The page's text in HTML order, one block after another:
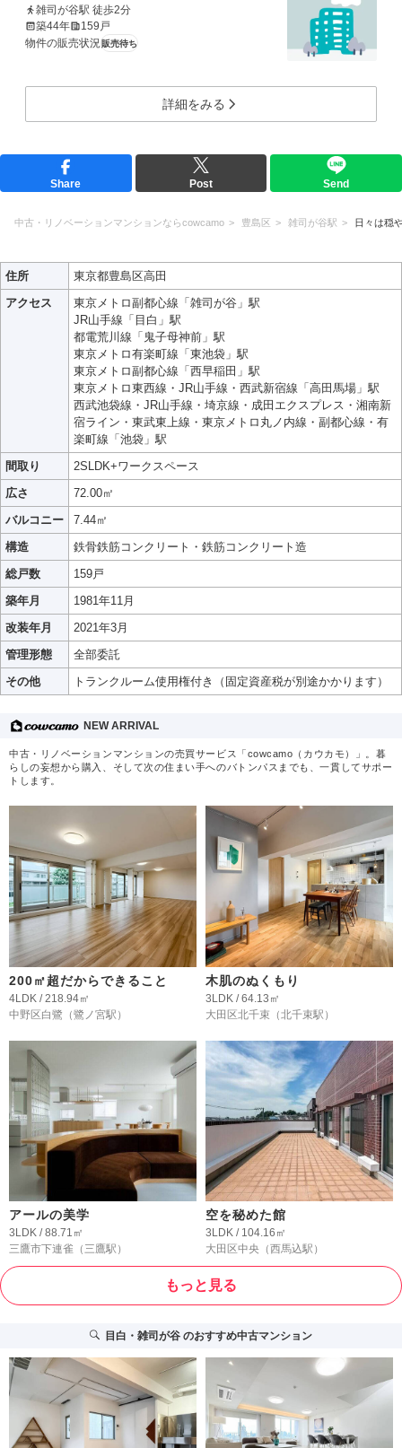
雑司が谷駅 徒歩2分
築44年
159戸
物件の販売状況販売待ち
詳細をみる
Share Post Send
中古・リノベーションマンションならcowcamo 豊島区 雑司が谷駅 日々は穏
住所
東京都豊島区高田
アクセス
東京メトロ副都心線「雑司が谷」駅
JR山手線「目白」駅
都電荒川線「鬼子母神前」駅
東京メトロ有楽町線「東池袋」駅
東京メトロ副都心線「西早稲田」駅
東京メトロ東西線・JR山手線・西武新宿線「高田馬場」駅
西武池袋線・JR山手線・埼京線・成田エクスプレス・湘南新
宿ライン・東武東上線・東京メトロ丸ノ内線・副都心線・有
楽町線「池袋」駅
間取り
2SLDK+ワークスペース
広さ
72.00㎡
バルコニー
7.44㎡
構造
鉄骨鉄筋コンクリート・鉄筋コンクリート造
総戸数
159戸
築年月
1981年11月
改装年月
2021年3月
管理形態
全部委託
その他
トランクルーム使用権付き（固定資産税が別途かかります）
NEW ARRIVAL
中古・リノベーションマンションの売買サービス「cowcamo（カウカモ）」。暮
らしの妄想から購入、そして次の住まい手へのバトンパスまでも、一貫してサポー
トします。
200㎡超だからできること
4LDK / 218.94㎡
中野区白鷺 （鷺ノ宮駅）
木肌のぬくもり
3LDK / 64.13㎡
大田区北千束 （北千束駅）
アールの美学
3LDK / 88.71㎡
三鷹市下連雀 （三鷹駅）
空を秘めた館
3LDK / 104.16㎡
大田区中央 （西馬込駅）
もっと見る
目白・雑司が谷のおすすめ中古マンション